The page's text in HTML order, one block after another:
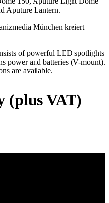
Aputure Lantern.
of powerful LED spotlights
power and batteries (V-mount).
are available.
(plus VAT)